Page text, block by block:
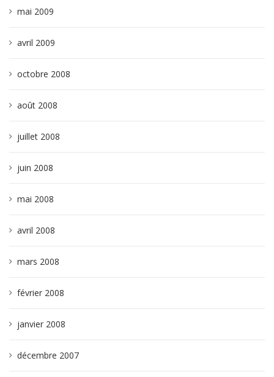
mai 2009
avril 2009
octobre 2008
août 2008
juillet 2008
juin 2008
mai 2008
avril 2008
mars 2008
février 2008
janvier 2008
décembre 2007